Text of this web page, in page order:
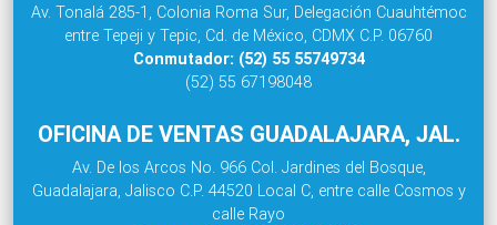
Av. Tonalá 285-1, Colonia Roma Sur, Delegación Cuauhtémoc
entre Tepeji y Tepic, Cd. de México, CDMX C.P. 06760
Conmutador: (52) 55 55749734
(52) 55 67198048
OFICINA DE VENTAS GUADALAJARA, JAL.
Av. De los Arcos No. 966 Col. Jardines del Bosque,
Guadalajara, Jalisco C.P. 44520 Local C, entre calle Cosmos y
calle Rayo